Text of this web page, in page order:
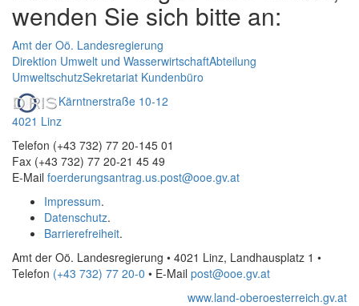
wenden Sie sich bitte an:
Amt der Oö. Landesregierung
Direktion Umwelt und WasserwirtschaftAbteilung
UmweltschutzSekretariat Kundenbüro
Kärntnerstraße 10-12
4021 Linz
Telefon (+43 732) 77 20-145 01
Fax (+43 732) 77 20-21 45 49
E-Mail foerderungsantrag.us.post@ooe.gv.at
Impressum.
Datenschutz.
Barrierefreiheit.
Amt der Oö. Landesregierung • 4021 Linz, Landhausplatz 1 •
Telefon (+43 732) 77 20-0 • E-Mail post@ooe.gv.at
www.land-oberoesterreich.gv.at